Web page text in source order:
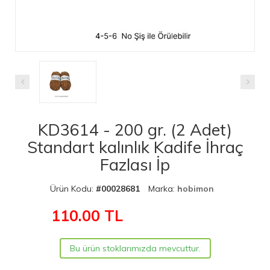
KD3614 - 200 gr. (2 Adet)
Standart kalınlık Kadife İhraç
Fazlası İp
Ürün Kodu: #00028681 Marka: hobimon
110.00 TL
Bu ürün stoklarımızda mevcuttur.